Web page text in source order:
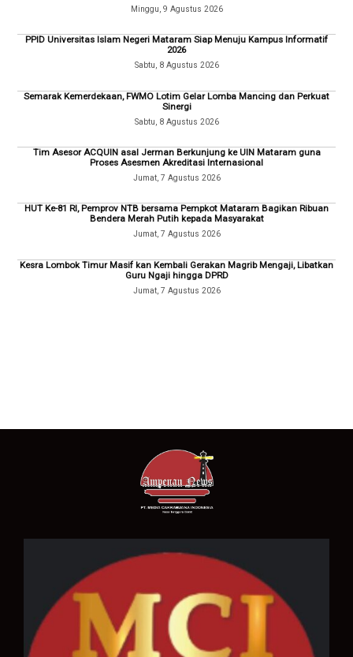
Minggu, 9 Agustus 2026
PPID Universitas Islam Negeri Mataram Siap Menuju Kampus Informatif
2026
Sabtu, 8 Agustus 2026
Semarak Kemerdekaan, FWMO Lotim Gelar Lomba Mancing dan Perkuat
Sinergi
Sabtu, 8 Agustus 2026
Tim Asesor ACQUIN asal Jerman Berkunjung ke UIN Mataram guna
Proses Asesmen Akreditasi Internasional
Jumat, 7 Agustus 2026
HUT Ke-81 RI, Pemprov NTB bersama Pempkot Mataram Bagikan Ribuan
Bendera Merah Putih kepada Masyarakat
Jumat, 7 Agustus 2026
Kesra Lombok Timur Masif kan Kembali Gerakan Magrib Mengaji, Libatkan
Guru Ngaji hingga DPRD
Jumat, 7 Agustus 2026